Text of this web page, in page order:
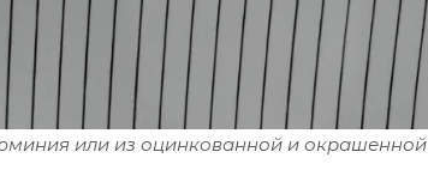
или из оцинкованной и окрашенной